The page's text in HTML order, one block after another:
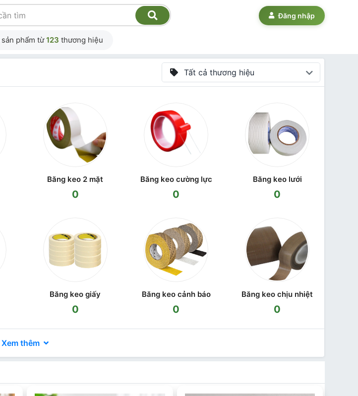
sản phẩm từ123 thương hiệu
Đăng nhập
Tất cả thương hiệu
Băng keo 2 mặt
0
Băng keo cường lực
0
Băng keo lưới
0
Băng keo giấy
0
Băng keo cảnh báo
0
Băng keo chịu nhiệt
0
Xem thêm